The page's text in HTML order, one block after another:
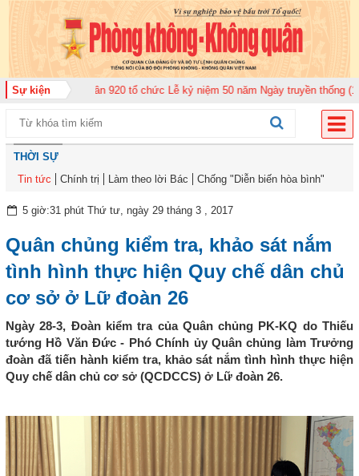
Sự kiện
Không quân 920 tổ chức Lễ kỷ niệm 50 năm Ngày truyền thống (12-11-
THỜI SỰ
Tin tức
Chính trị Làm theo lời Bác Chống "Diễn biến hòa bình"
5 giờ:31 phút Thứ tư, ngày 29 tháng 3 , 2017
Quân chủng kiểm tra, khảo sát nắm
tình hình thực hiện Quy chế dân chủ
cơ sở ở Lữ đoàn 26
Ngày 28-3, Đoàn kiểm tra của Quân chủng PK-KQ do Thiếu
tướng Hồ Văn Đức - Phó Chính ủy Quân chủng làm Trưởng
đoàn đã tiến hành kiểm tra, khảo sát nắm tình hình thực hiện
Quy chế dân chủ cơ sở (QCDCCS) ở Lữ đoàn 26.